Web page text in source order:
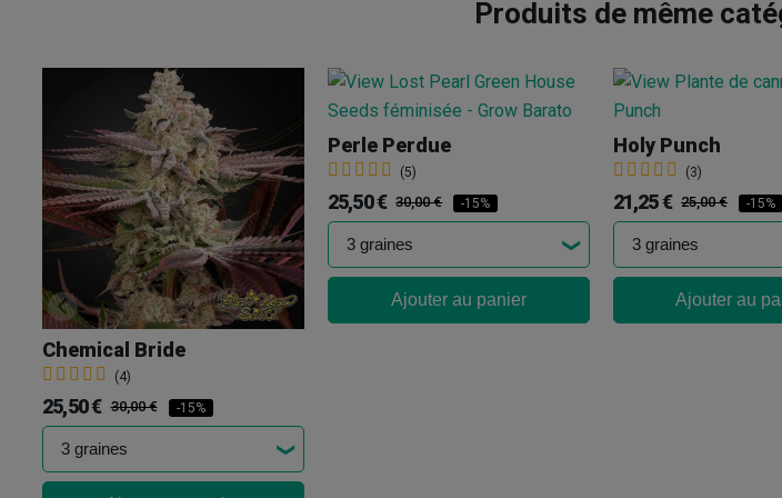
Produits de même
Chemical Bride
(4)
25,50 € 30,00 € -15%
Perle Perdue
(5)
25,50 € 30,00 € -15%
Ajouter au panier
Holy Punch
(3)
21,25 € 25,00 € -15%
Ajouter au